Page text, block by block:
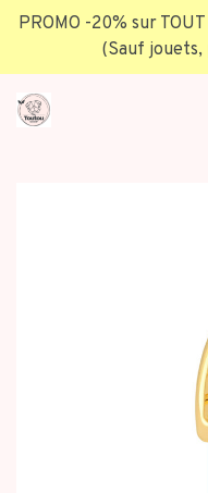
PROMO -20% sur
(Sauf jouets,